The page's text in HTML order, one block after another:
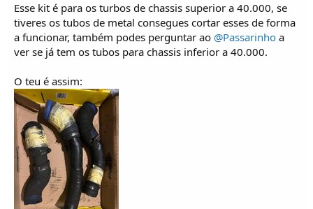
Esse kit é para os turbos de chassis superior a 40.000, se
tiveres os tubos de metal consegues cortar esses de forma
a funcionar, também podes perguntar ao @Passarinho a
ver se já tem os tubos para chassis inferior a 40.000.
O teu é assim: